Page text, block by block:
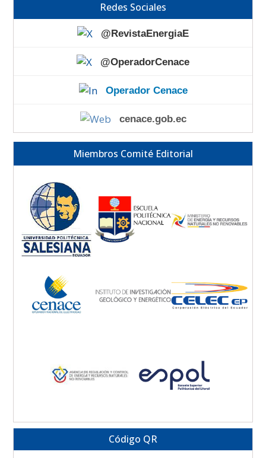
Redes Sociales
@RevistaEnergiaE
@OperadorCenace
Operador Cenace
cenace.gob.ec
Miembros Comité Editorial
Código QR